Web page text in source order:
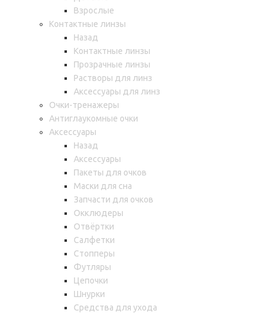
Взрослые
Контактные линзы
Назад
Контактные линзы
Прозрачные линзы
Растворы для линз
Аксессуары для линз
Очки-тренажеры
Антиглаукомные очки
Аксессуары
Назад
Аксессуары
Пакеты для очков
Маски для сна
Запчасти для очков
Окклюдеры
Отвёртки
Салфетки
Стопперы
Футляры
Цепочки
Шнурки
Средства для ухода